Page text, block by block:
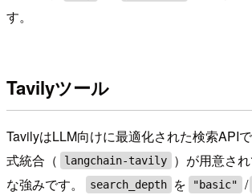
す。
Tavilyツール
TavilyはLLM向けに最適化された検索API
式統合（
langchain-tavily
）が用意さ
な強みです。
search_depth を "basic" /